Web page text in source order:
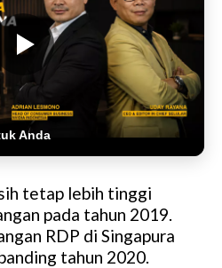
Anda
tetap lebih tinggi
pada tahun 2019.
RDP di Singapura
tahun 2020.